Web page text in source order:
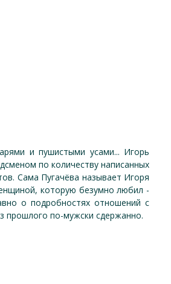
и пушистыми усами... Игорь
по количеству написанных
Сама Пугачёва называет Игоря
которую безумно любил -
о подробностях отношений с
прошлого по-мужски сдержанно.